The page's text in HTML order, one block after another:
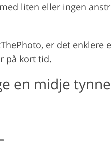
liten eller ingen
er det
på kort tid.
en midje